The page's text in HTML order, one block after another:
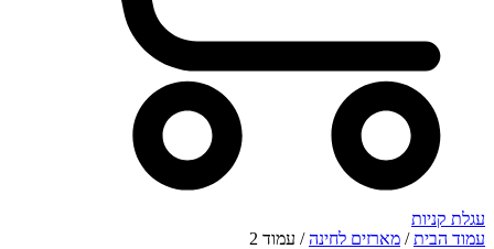
עגלת קניות
עמוד הבית/ מארזים לחינה/ עמוד 2